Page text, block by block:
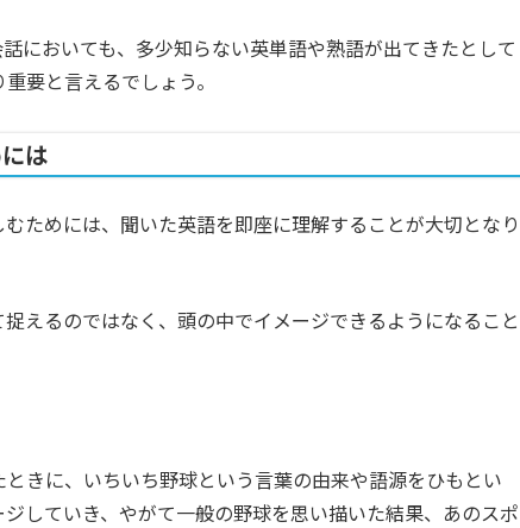
においても、多少知らない英単語や熟語が出てきたとして
要と言えるでしょう。
は
ためには、聞いた英語を即座に理解することが大切となり
えるのではなく、頭の中でイメージできるようになること
きに、いちいち野球という言葉の由来や語源をひもとい
していき、やがて一般の野球を思い描いた結果、あのスポ